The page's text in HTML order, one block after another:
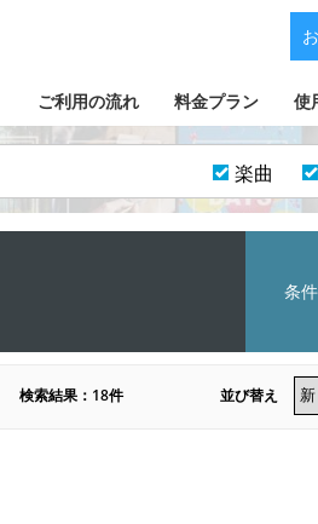
ご利用の流れ 料金プラン 使
楽曲
条
検索結果：18件 並び替え